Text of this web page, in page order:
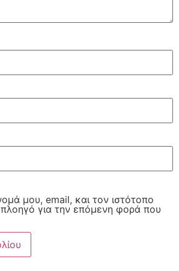
μου, email, και τον ιστότοπο
για την επόμενη φορά που